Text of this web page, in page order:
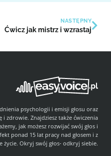
NASTĘPNY
Ćwicz jak mistrz i wzrastaj
psychologii i emisji głosu oraz
zdrowie. Znajdziesz także ćwiczenia
jak możesz rozwijać swój głos i
ponad 15 lat pracy nad głosem i z
życie. Okryj swój głos- odkryj siebie.